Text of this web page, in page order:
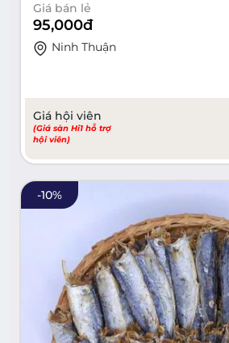
Giá bán lẻ
95,000đ
Ninh Thuận
Giá hội viên
(Giá sàn Hi1 hỗ trợ
hội viên)
-10%